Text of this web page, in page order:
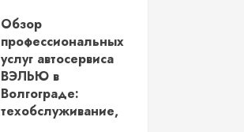
Обзор
профессиональных
услуг автосервиса
ВЭЛЬЮ в
Волгограде:
техобслуживание,